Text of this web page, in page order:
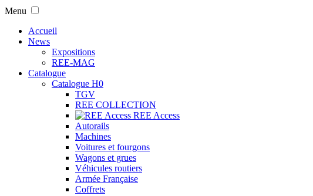
Menu
Accueil
News
Expositions
REE-MAG
Catalogue
Catalogue H0
TGV
REE COLLECTION
REE Access
Autorails
Machines
Voitures et fourgons
Wagons et grues
Véhicules routiers
Armée Française
Coffrets